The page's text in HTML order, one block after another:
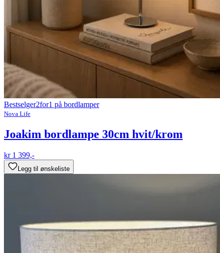
Bestselger2for1 på bordlamper
Nova Life
Joakim bordlampe 30cm hvit/krom
kr 1 399,-
Legg til ønskeliste